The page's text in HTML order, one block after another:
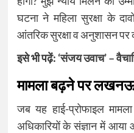
घटना ने महिला सुरक्षा के
आंतरिक सुरक्षा व अनुशासन पर
इसे भी पढ़ें: ‘संजय उवाच’ –
मामला बढ़ने पर
जब यह हाई-प्रोफाइल
अधिकारियों के संज्ञान में आया